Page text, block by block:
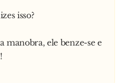
isso?
manobra, ele benze-se e